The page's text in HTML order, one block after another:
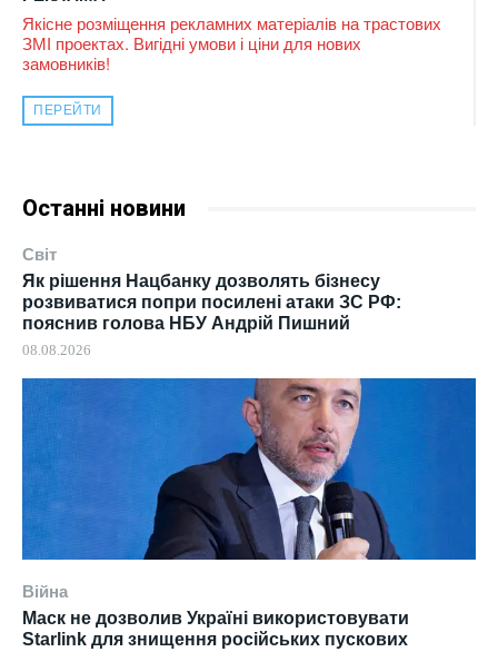
Якісне розміщення рекламних матеріалів на трастових
ЗМІ проектах. Вигідні умови і ціни для нових
замовників!
ПЕРЕЙТИ
Останні новини
Світ
Як рішення Нацбанку дозволять бізнесу
розвиватися попри посилені атаки ЗС РФ:
пояснив голова НБУ Андрій Пишний
08.08.2026
Війна
Маск не дозволив Україні використовувати
Starlink для знищення російських пускових